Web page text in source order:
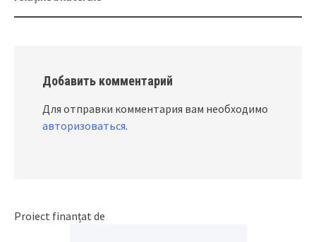
Добавить комментарий
Для отправки комментария вам необходимо
авторизоваться.
Proiect finanțat de